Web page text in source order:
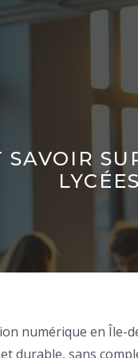
SAVOIR
numérique en
durable, sans